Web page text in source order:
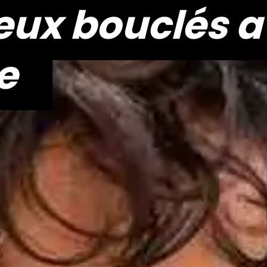
bouclés
bouclés